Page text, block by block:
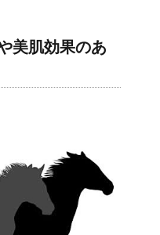
美肌効果のあ